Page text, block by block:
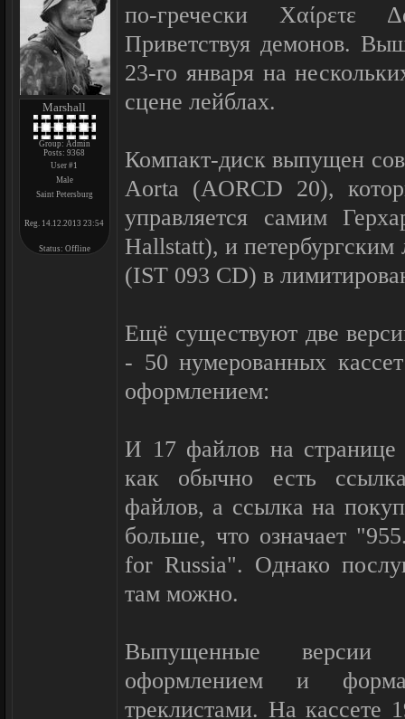
Marshall
Group: Admin
Posts:9368
User #1
Male
Saint Petersburg
Reg. 14.12.2013 23:54
Status: Offline
по-гречески Χαίρετε
Приветствуя демонов.
23-го января на
сцене лейблах.
Компакт-диск выпущен
Aorta (AORCD 20),
управляется самим
Hallstatt), и
(IST 093 CD) в
Ещё существуют две
- 50 нумерованных
оформлением:
И 17 файлов на странице
как обычно есть
файлов, а ссылка на
больше, что означает
for Russia". Однако
там можно.
Выпущенные версии
оформлением и
треклистами. На кассете